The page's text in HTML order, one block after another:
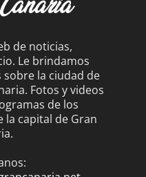
de noticias,
Le brindamos
la ciudad de
Fotos y videos
de los
la capital de Gran